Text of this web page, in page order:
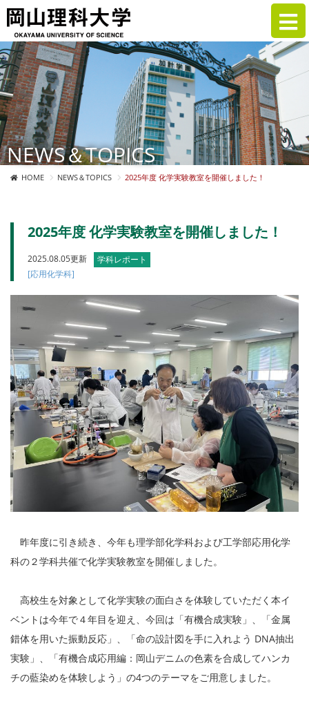
NEWS＆TOPICS
HOME NEWS＆TOPICS 2025年度 化学実験教室を開催しました！
2025年度 化学実験教室を開催しました！
2025.08.05更新
学科レポート
[応用化学科]
昨年度に引き続き、今年も理学部化学科および工学部応用化学
科の２学科共催で化学実験教室を開催しました。
高校生を対象として化学実験の面白さを体験していただく本イ
ベントは今年で４年目を迎え、今回は「有機合成実験」、「金属
錯体を用いた振動反応」、「命の設計図を手に入れよう DNA抽出
実験」、「有機合成応用編：岡山デニムの色素を合成してハンカ
チの藍染めを体験しよう」の4つのテーマをご用意しました。